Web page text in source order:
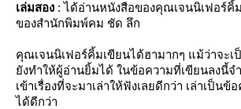
เล่มสอง : ได้อ่านหนังสือของคุณเจนนิเฟอร์คิ้
ของสำนักพิมพ์คม ชัด ลึก
คุณเจนนิเฟอร์คิ้มเขียนได้ฮามากๆ แม้ว่าจะเ
งทำให้ผู้อ่านยิ้มได้ ในข้อความที่เขียนลงนี้จ
เข้าเรื่องที่จะมาเล่าให้ฟังเลยดีกว่า เล่าเป็นข้
ได้ดีกว่า